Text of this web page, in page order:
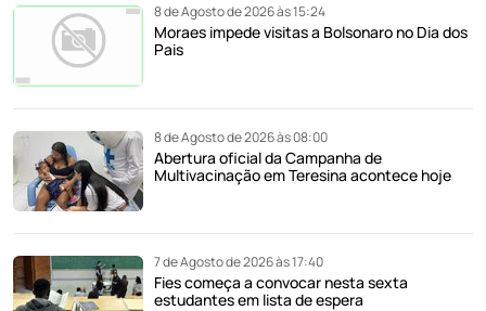
8 de Agosto de 2026 às 15:24
Moraes impede visitas a Bolsonaro no Dia dos
Pais
8 de Agosto de 2026 às 08:00
Abertura oficial da Campanha de
Multivacinação em Teresina acontece hoje
7 de Agosto de 2026 às 17:40
Fies começa a convocar nesta sexta
estudantes em lista de espera